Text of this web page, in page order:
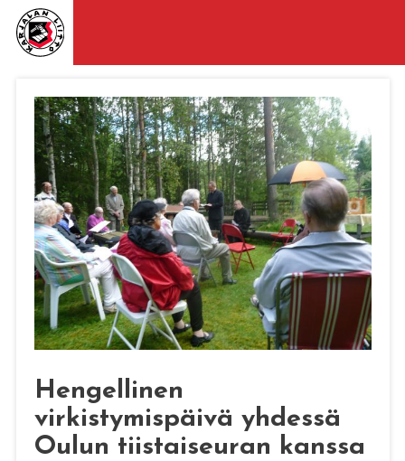
Hengellinen
virkistymispäivä yhdessä
Oulun tiistaiseuran kanssa